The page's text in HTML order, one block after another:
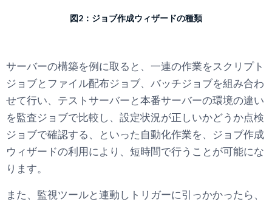
図2：ジョブ作成ウィザードの種類
サーバーの構築を例に取ると、一連の作業をスクリプト
ジョブとファイル配布ジョブ、バッチジョブを組み合わ
せて行い、テストサーバーと本番サーバーの環境の違い
を監査ジョブで比較し、設定状況が正しいかどうか点検
ジョブで確認する、といった自動化作業を、ジョブ作成
ウィザードの利用により、短時間で行うことが可能にな
ります。
また、監視ツールと連動しトリガーに引っかかったら、